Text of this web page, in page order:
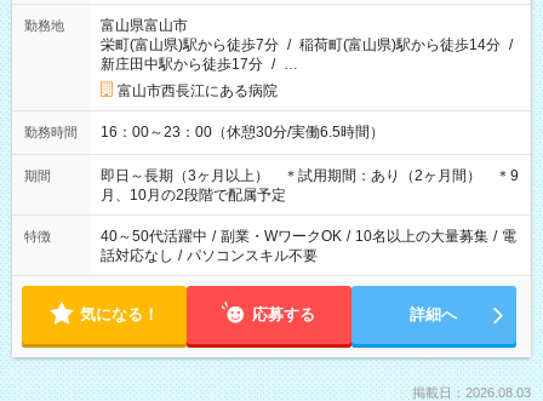
勤務地
富山県富山市
栄町(富山県)駅から徒歩7分 / 稲荷町(富山県)駅から徒歩14分 /
新庄田中駅から徒歩17分 / …
富山市西長江にある病院
勤務時間 16：00～23：00（休憩30分/実働6.5時間）
期間
即日～長期（3ヶ月以上） ＊試用期間：あり（2ヶ月間） ＊9
月、10月の2段階で配属予定
特徴 40～50代活躍中 / 副業・WワークOK / 10名以上の大量募集 / 電
話対応なし / パソコンスキル不要
気になる！ 応募する 詳細へ
掲載日：2026.08.03